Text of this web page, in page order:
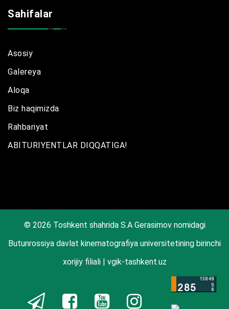
Sahifalar
Asosiy
Galereya
Aloqa
Biz haqimizda
Rahbariyat
ABITURIYENTLAR DIQQATIGA!
© 2026 Toshkent shahrida S.A Gerasimov nomidagi
Butunrossiya davlat kinematografiya universitetining birinchi
xorijiy filiali | vgik-tashkent.uz